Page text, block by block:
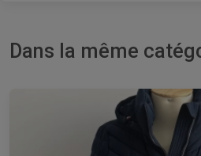
Dans la même